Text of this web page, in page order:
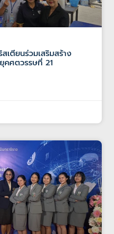
เตียนร่วมเสริมสร้าง
คศตวรรษที่ 21